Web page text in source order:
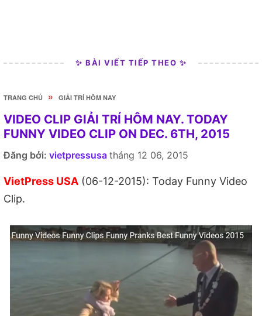
✨ BÀI VIẾT TIẾP THEO ✨
TRANG CHỦ » GIẢI TRÍ HÔM NAY
VIDEO CLIP GIẢI TRÍ HÔM NAY. TODAY
FUNNY VIDEO CLIP ON DEC. 6TH, 2015
Đăng bởi: vietpressusa tháng 12 06, 2015
VietPress USA (06-12-2015): Today Funny Video
Clip.